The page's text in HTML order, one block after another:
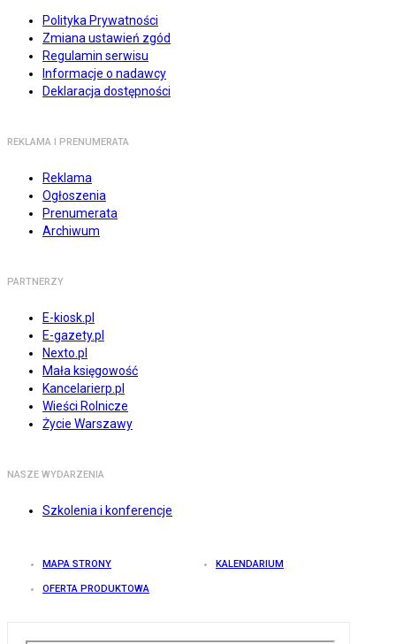
Polityka Prywatności
Zmiana ustawień zgód
Regulamin serwisu
Informacje o nadawcy
Deklaracja dostępności
REKLAMA I PRENUMERATA
Reklama
Ogłoszenia
Prenumerata
Archiwum
PARTNERZY
E-kiosk.pl
E-gazety.pl
Nexto.pl
Mała księgowość
Kancelarierp.pl
Wieści Rolnicze
Życie Warszawy
NASZE WYDARZENIA
Szkolenia i konferencje
MAPA STRONY KALENDARIUM
OFERTA PRODUKTOWA